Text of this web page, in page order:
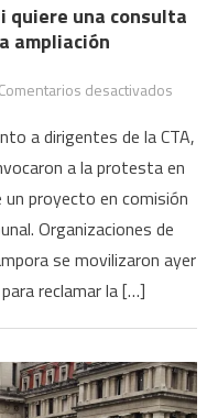
quiere una consulta
ampliación
Comentarios desactivados
la
para
a dirigentes de la CTA,
a la protesta en
proyecto en comisión
Organizaciones de
se movilizaron ayer
reclamar la […]